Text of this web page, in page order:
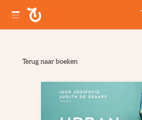
Terug naar boeken